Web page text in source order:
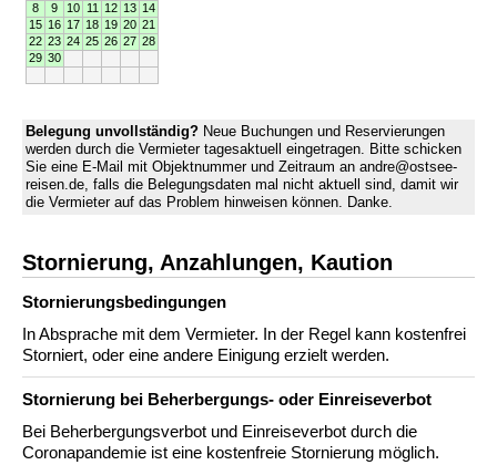
8
9 10 11 12 13 14
15 16 17 18 19 20 21
22 23 24 25 26 27 28
29 30
Belegung unvollständig? Neue Buchungen und Reservierungen
werden durch die Vermieter tagesaktuell eingetragen. Bitte schicken
Sie eine E-Mail mit Objektnummer und Zeitraum an andre@ostsee-
reisen.de, falls die Belegungsdaten mal nicht aktuell sind, damit wir
die Vermieter auf das Problem hinweisen können. Danke.
Stornierung, Anzahlungen, Kaution
Stornierungs­bedingungen
In Absprache mit dem Vermieter. In der Regel kann kostenfrei
Storniert, oder eine andere Einigung erzielt werden.
Stornierung bei Beherbergungs- oder Einreiseverbot
Bei Beherbergungsverbot und Einreiseverbot durch die
Coronapandemie ist eine kostenfreie Stornierung möglich.